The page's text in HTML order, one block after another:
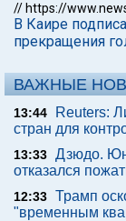
// https://
В Каире
прекращения
ВАЖНЫЕ
13:44
Reuters:
стран для
13:33 Дзюдо.
отказался
12:33 Трамп
"временным